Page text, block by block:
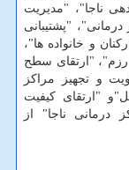
ناجا"، "مدیریت
"پشتیبانی
و خانواده ها"،
"ارتقای سطح
و تجهیز مراكز
"ارتقای كیفیت
درمانی ناجا" از